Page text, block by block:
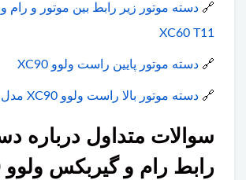
🔗
XC60 T11
🔗 دسته موتور پایین راست ولوو XC90
🔗 دسته موتور بالا راست ولوو XC90 مدل 2020
سوالات متداول درباره
رابط رام و گیربکس ولوو XC90